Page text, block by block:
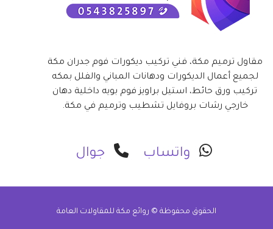
مقاول ترميم مكة، فني تركيب ديكورات فوم جدران مكة
لجميع أعمال الديكورات ودهانات المباني والفلل بمكه
تركيب ورق حائط، استيل براويز فوم بويه داخلية دهان
خارجي رشات بروفايل تشطيب وترميم في مكة.
واتساب جوال
الحقوق محفوظة © روائع مكة للمقاولات العامة